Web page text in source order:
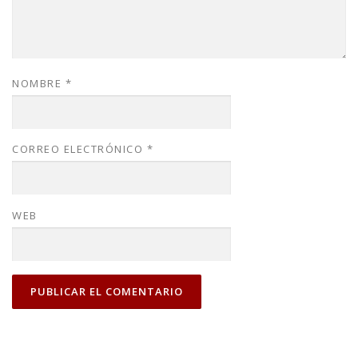
NOMBRE *
CORREO ELECTRÓNICO *
WEB